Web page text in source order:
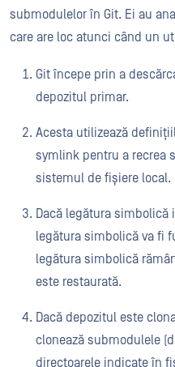
submodulelor în Git. Ei au
care are loc atunci când un
Git începe prin a
depozitul primar.
Acesta utilizează
symlink pentru a recrea
sistemul de fișiere local.
Dacă legătura
legătura simbolică va fi
legătura simbolică
este restaurată.
Dacă depozitul este
clonează submodulele
directoarele indicate în